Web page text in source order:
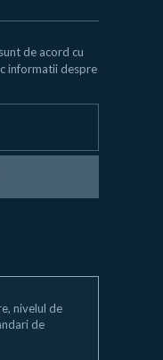
de acord cu
informatii despre
nivelul de
de